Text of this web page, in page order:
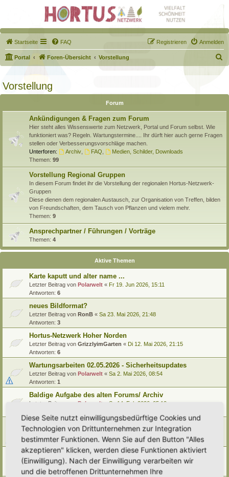
Startseite FAQ Anmelden
Registrieren
Portal Foren-Übersicht Vorstellung
u
h
Vorstellung
Forum
Ankündigungen & Fragen zum Forum
Hier steht alles Wissenswerte zum Netzwerk, Portal und Forum selbst. Wie
funktioniert was? Regeln. Wartungstermine.... Ihr dürft hier auch gerne Fragen
stellen oder Verbesserungsvorschläge machen.
Unterforen:
Archiv, FAQ
Medien, Schilder, Downloads
Themen: 99
Vorstellung Regional Gruppen
In diesem Forum findet ihr die Vorstellung der regionalen Hortus-Netzwerk-
Gruppen
Diese dienen dem regionalen Austausch, zur Organisation von Treffen, bilden
von Freundschaften, dem Tausch von Pflanzen und vielem mehr.
Themen: 9
Ansprechpartner / Führungen / Vorträge
Themen: 4
Aktive Themen
Karte kaputt und alter name ...
Letzter Beitrag von Polarwelt « Fr 19. Jun 2026, 15:11
Antworten: 6
neues Bildformat?
Letzter Beitrag von RonB « Sa 23. Mai 2026, 21:48
Antworten: 3
Hortus-Netzwerk Hoher Norden
Letzter Beitrag von GrizzlyimGarten « Di 12. Mai 2026, 21:15
Antworten: 6
Wartungsarbeiten 02.05.2026 - Sicherheitsupdates
Letzter Beitrag von Polarwelt « Sa 2. Mai 2026, 08:54
Antworten: 1
Baldige Aufgabe des alten Forums/ Archiv
Letzter Beitrag von Polarwelt
Sa 14. Feb 2026, 05:12
FAQ: Erläuterung Forensymbole
Letzter Beitrag von Polarwelt «Di 10. Feb 2026, 06:05
Antworten:2
Ausfall Hortus-Netzwerk heute Morgen 09.02.2026
Letzter Beitrag vonPolarwelt «Mo 9. Feb 2026, 22:08
Antworten:2
Diese Seite nutzt einwilligungsbedürftige Cookies und
Technologien von Drittunternehmen zur Integration
bestimmter Funktionen. Wenn Sie auf den Button "Alles
akzeptieren" klicken, werden diese Funktionen aktiviert
(Einwilligung). Nach der Einwilligung verarbeiten wir
und die betroffenen Drittunternehmen Ihre